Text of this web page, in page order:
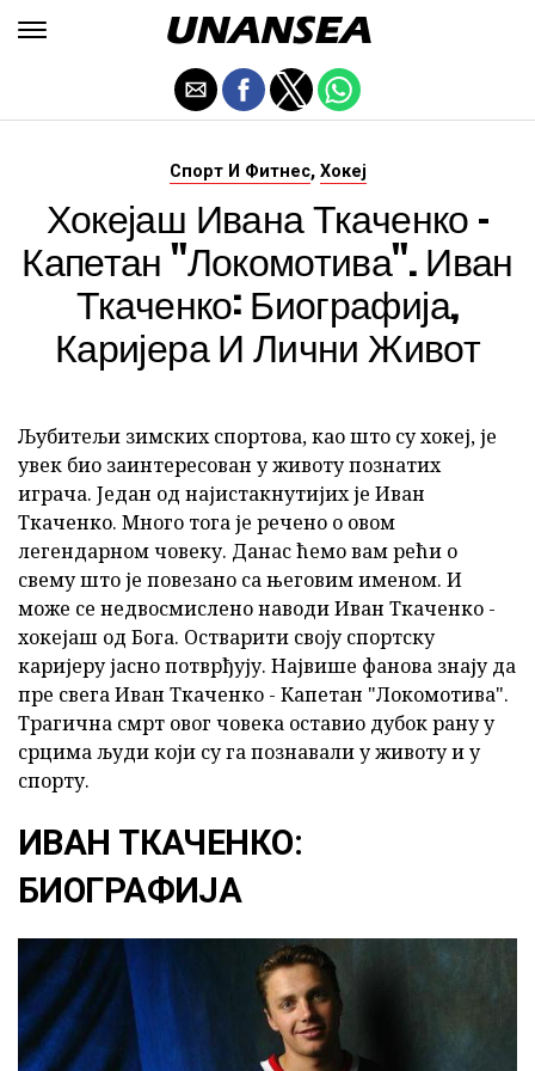
Спорт И Фитнес, Хокеј
Хокејаш Ивана Ткаченко -
Капетан "Локомотива". Иван
Ткаченко: Биографија,
Каријера И Лични Живот
Љубитељи зимских спортова, као што су хокеј, је
увек био заинтересован у животу познатих
играча. Један од најистакнутијих је Иван
Ткаченко. Много тога је речено о овом
легендарном човеку. Данас ћемо вам рећи о
свему што је повезано са његовим именом. И
може се недвосмислено наводи Иван Ткаченко -
хокејаш од Бога. Остварити своју спортску
каријеру јасно потврђују. Највише фанова знају да
пре свега Иван Ткаченко - Капетан "Локомотива".
Трагична смрт овог човека оставио дубок рану у
срцима људи који су га познавали у животу и у
спорту.
ИВАН ТКАЧЕНКО:
БИОГРАФИЈА